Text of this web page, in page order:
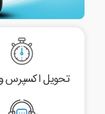
تحویل اکسپرس